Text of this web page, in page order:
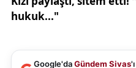
Google'daGündem Sivas'ı